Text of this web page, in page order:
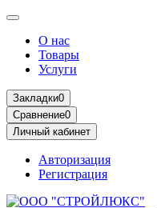
О нас
Товары
Услуги
Закладки0
Сравнение0
Личный кабинет
Авторизация
Регистрация